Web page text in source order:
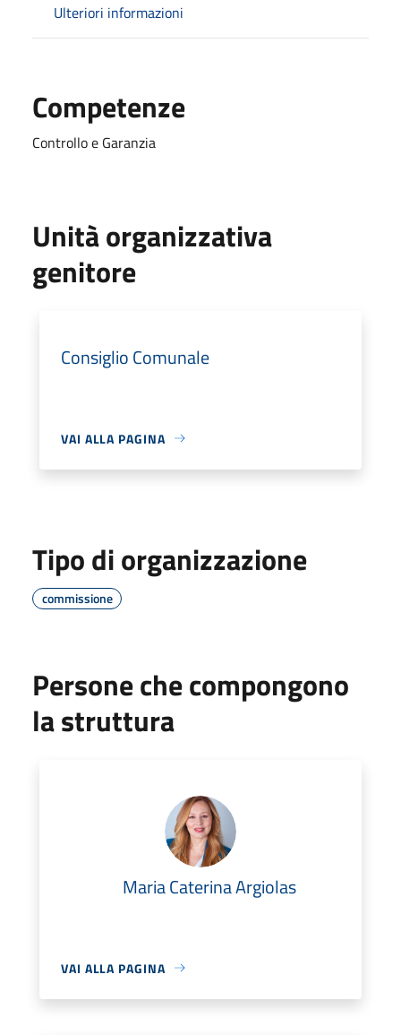
Ulteriori informazioni
Competenze
Controllo e Garanzia
Unità organizzativa
genitore
Consiglio Comunale
VAI ALLA PAGINA
Tipo di organizzazione
commissione
Persone che compongono
la struttura
Maria Caterina Argiolas
VAI ALLA PAGINA